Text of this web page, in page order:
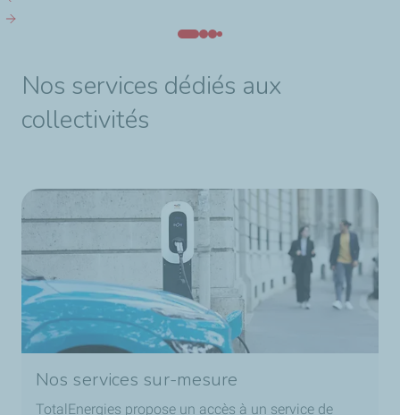
Nos services dédiés aux
collectivités
Nos services sur-mesure
TotalEnergies propose un accès à un service de